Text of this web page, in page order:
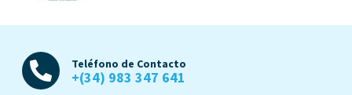
Teléfono de Contacto
+(34) 983 347 641